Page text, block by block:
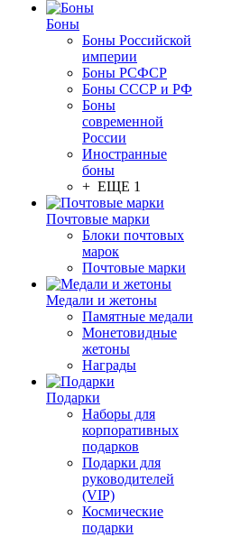
Боны
Боны Российской
империи
Боны РСФСР
Боны СССР и РФ
Боны
современной
России
Иностранные
боны
+ ЕЩЕ 1
Почтовые марки
Блоки почтовых
марок
Почтовые марки
Медали и жетоны
Памятные медали
Монетовидные
жетоны
Награды
Подарки
Наборы для
корпоративных
подарков
Подарки для
руководителей
(VIP)
Космические
подарки